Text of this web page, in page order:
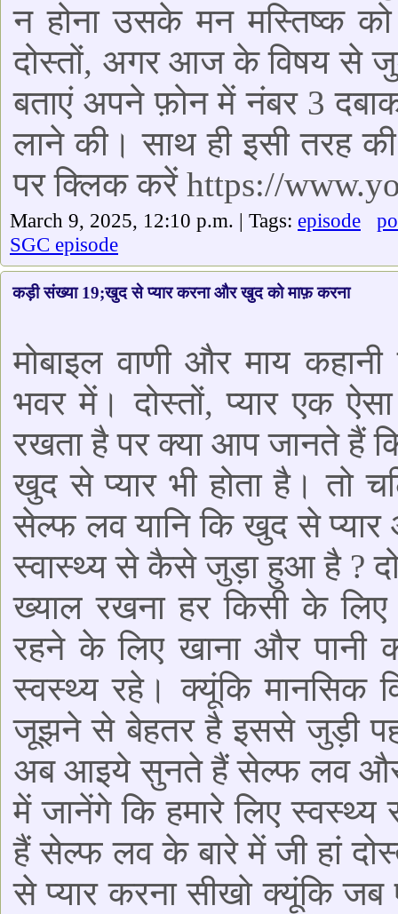
न होना उसके मन मस्तिष्क
दोस्तों, अगर आज के विषय से
बताएं अपने फ़ोन में नंबर 3
लाने की। साथ ही इसी तरह
पर क्लिक करें https://
March 9, 2025, 12:10 p.m. | Tags: episode
SGC episode
कड़ी संख्या 19;खुद से प्यार करना और खुद को माफ़ करना
मोबाइल वाणी और माय
भवर में। दोस्तों, प्यार एक
रखता है पर क्या आप जानते हैं
खुद से प्यार भी होता है।
सेल्फ लव यानि कि खुद से प्यार
स्वास्थ्य से कैसे जुड़ा हुआ है ?
ख्याल रखना हर किसी के लिए
रहने के लिए खाना और
स्वस्थ्य रहे। क्यूंकि मानसिक
जूझने से बेहतर है इससे जुड़ी
अब आइये सुनते हैं सेल्फ लव और
में जानेंगे कि हमारे लिए स्वस्थ्य
हैं सेल्फ लव के बारे में जी हां
से प्यार करना सीखो क्यूंकि